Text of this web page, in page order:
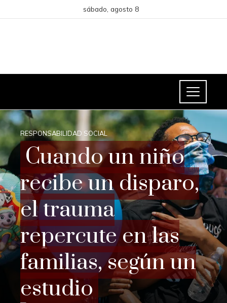
sábado, agosto 8
RESPONSABILIDAD SOCIAL
Cuando un niño
recibe un disparo,
el trauma
repercute en las
familias, según un
estudio